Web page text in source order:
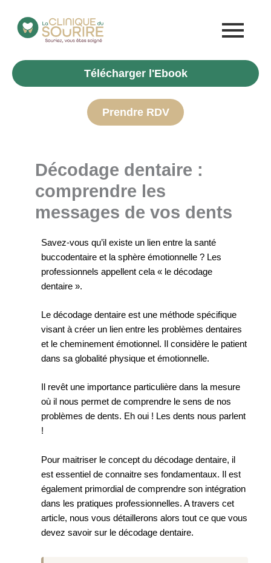
contenu
Télécharger l'Ebook
Prendre RDV
Décodage dentaire :
comprendre les
messages de vos dents
Savez-vous qu’il existe un lien entre la santé
buccodentaire et la sphère émotionnelle ? Les
professionnels appellent cela « le décodage
dentaire ».
Le décodage dentaire est une méthode spécifique
visant à créer un lien entre les problèmes dentaires
et le cheminement émotionnel. Il considère le patient
dans sa globalité physique et émotionnelle.
Il revêt une importance particulière dans la mesure
où il nous permet de comprendre le sens de nos
problèmes de dents. Eh oui ! Les dents nous parlent
!
Pour maitriser le concept du décodage dentaire, il
est essentiel de connaitre ses fondamentaux. Il est
également primordial de comprendre son intégration
dans les pratiques professionnelles. A travers cet
article, nous vous détaillerons alors tout ce que vous
devez savoir sur le décodage dentaire.